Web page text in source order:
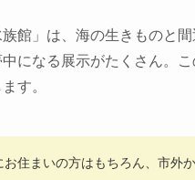
館」は、海の生きものと
になる展示がたくさん。
す。
お住まいの方はもちろん、市外